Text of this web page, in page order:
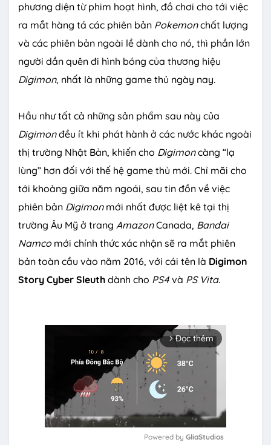
phương diện từ phim hoạt hình, đồ chơi cho tới việc
ra mắt hàng tá các phiên bản Pokemonchất lượng
và các phiên bản ngoài lề dành cho nó, thì phần lớn
người dần quên đi hình bóng của thương hiệu
Digimon, nhất là những game thủ ngày nay.
Hầu như tất cả những sản phẩm sau này của
Digimonđều ít khi phát hành ở các nước khác ngoài
thị trường Nhật Bản, khiến cho Digimoncàng “lạ
lùng” hơn đối với thế hệ game thủ mới. Chỉ mãi cho
tới khoảng giữa năm ngoái, sau tin đồn về việc
phiên bản Digimon mới nhất được liệt kê tại thị
trường Âu Mỹ ở trang AmazonCanada, Bandai
Namcomới chính thức xác nhận sẽ ra mắt phiên
bản toàn cầu vào năm 2016, với cái tên là Digimon
Story Cyber Sleuth dành cho PS4 và PS Vita.
arrow_forward_ios Đọc thêm
Powered by GliaStudios